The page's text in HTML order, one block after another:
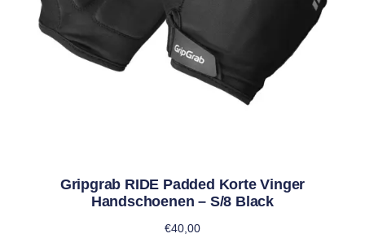
Gripgrab RIDE Padded Korte Vinger
Handschoenen – S/8 Black
€40,00